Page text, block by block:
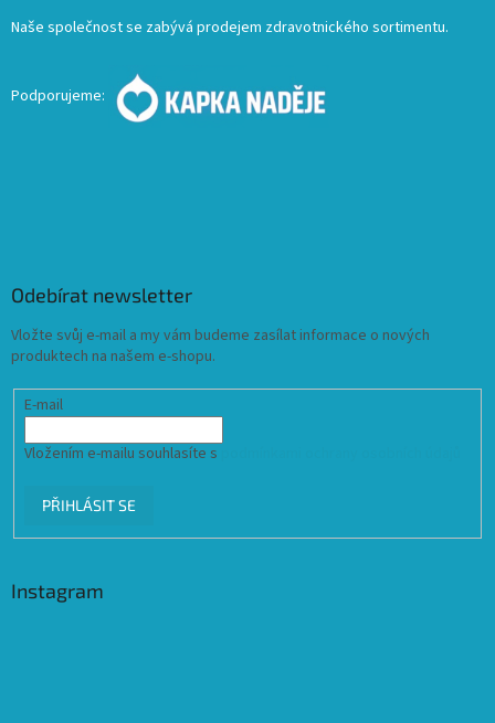
Naše společnost se zabývá prodejem zdravotnického sortimentu.
Podporujeme:
Odebírat newsletter
Vložte svůj e-mail a my vám budeme zasílat informace o nových
produktech na našem e-shopu.
E-mail
Vložením e-mailu souhlasíte s
PŘIHLÁSIT SE
Instagram